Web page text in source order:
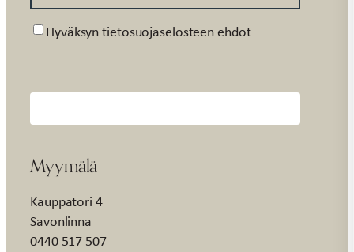
Suostumus
Hyväksyn tietosuojaselosteen ehdot
Myymälä
Kauppatori 4
Savonlinna
0440 517 507